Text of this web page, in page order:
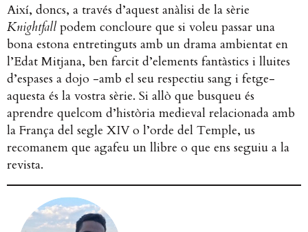
Així, doncs, a través d’aquest anàlisi de la sèrie
Knightfallpodem concloure que si voleu passar una
bona estona entretinguts amb un drama ambientat en
l’Edat Mitjana, ben farcit d’elements fantàstics i lluites
d’espases a dojo -amb el seu respectiu sang i fetge-
aquesta és la vostra sèrie. Si allò que busqueu és
aprendre quelcom d’història medieval relacionada amb
la França del segle XIV o l’orde del Temple, us
recomanem que agafeu un llibre o que ens seguiu a la
revista.